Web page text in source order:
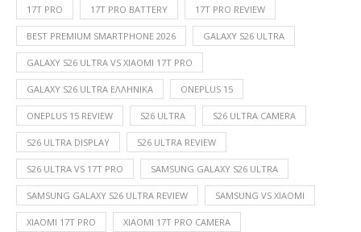
17T PRO 17T PRO BATTERY 17T PRO REVIEW
BEST PREMIUM SMARTPHONE 2026 GALAXY S26 ULTRA
GALAXY S26 ULTRA VS XIAOMI 17T PRO
GALAXY S26 ULTRA ΕΛΛΗΝΙΚΑ ONEPLUS 15
ONEPLUS 15 REVIEW S26 ULTRA S26 ULTRA CAMERA
S26 ULTRA DISPLAY S26 ULTRA REVIEW
S26 ULTRA VS 17T PRO SAMSUNG GALAXY S26 ULTRA
SAMSUNG GALAXY S26 ULTRA REVIEW SAMSUNG VS XIAOMI
XIAOMI 17T PRO XIAOMI 17T PRO CAMERA